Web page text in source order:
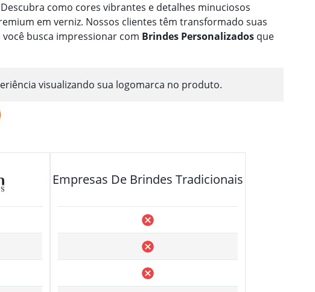
Descubra como cores vibrantes e detalhes minuciosos
em verniz. Nossos clientes têm transformado suas
busca impressionar com Brindes Personalizados que
visualizando sua logomarca no produto.
Empresas De Brindes Tradicionais